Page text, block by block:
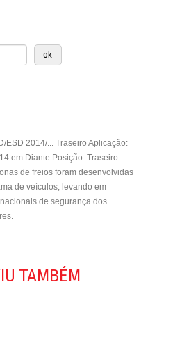
ESD 2014/... Traseiro Aplicação:
em Diante Posição: Traseiro
de freios foram desenvolvidas
de veículos, levando em
de segurança dos
TAMBÉM